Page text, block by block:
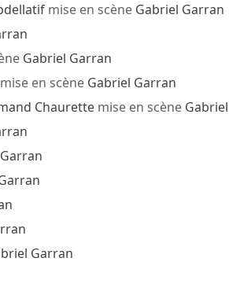
mise en scène Gabriel Garran
Gabriel Garran
en scène Gabriel Garran
Chaurettemise en scène
Garran